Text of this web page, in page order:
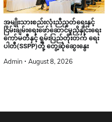
အမျိုးသားစည်းလုံးညီညွတ်ရေးနှင့်
ငြိမ်းချမ်းရေးဖော်ဆောင်မှုညှိနှိုင်းရေး
ကော်မတီနှင့် ရှမ်းပြည်တိုးတက် ရေး
ပါတီ(SSPP)တို့ တွေ့ဆုံဆွေးနွေး
Admin August 8, 2026